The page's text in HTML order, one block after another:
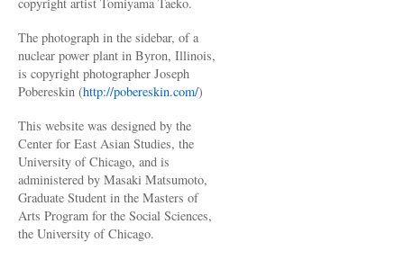
The photograph in the sidebar, of a
nuclear power plant in Byron, Illinois,
is copyright photographer Joseph
Pobereskin (http://pobereskin.com/)
This website was designed by the
Center for East Asian Studies, the
University of Chicago, and is
administered by Masaki Matsumoto,
Graduate Student in the Masters of
Arts Program for the Social Sciences,
the University of Chicago.